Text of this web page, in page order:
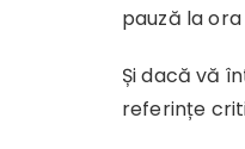
pauză la ora
Și dacă vă
referințe